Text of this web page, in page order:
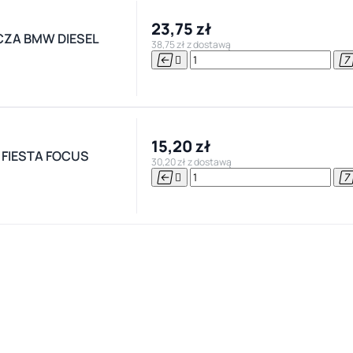
BMW DIESEL
23,75 zł
38,75 zł z dostawą
 
FOCUS
15,20 zł
30,20 zł z dostawą
 